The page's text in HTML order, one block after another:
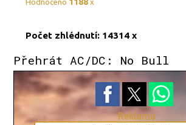
Počet zhlédnutí: 14314 x
Přehrát AC/DC: No Bull
Reklama